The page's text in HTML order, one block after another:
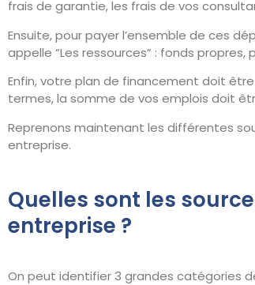
frais de garantie, les frais de vos
Ensuite, pour payer l’ensemble de ces
appelle “Les ressources” : fonds propres,
Enfin, votre plan de financement doit
termes, la somme de vos emplois doit
Reprenons maintenant les différentes
entreprise.
Quelles sont les
entreprise ?
On peut identifier 3 grandes catégories